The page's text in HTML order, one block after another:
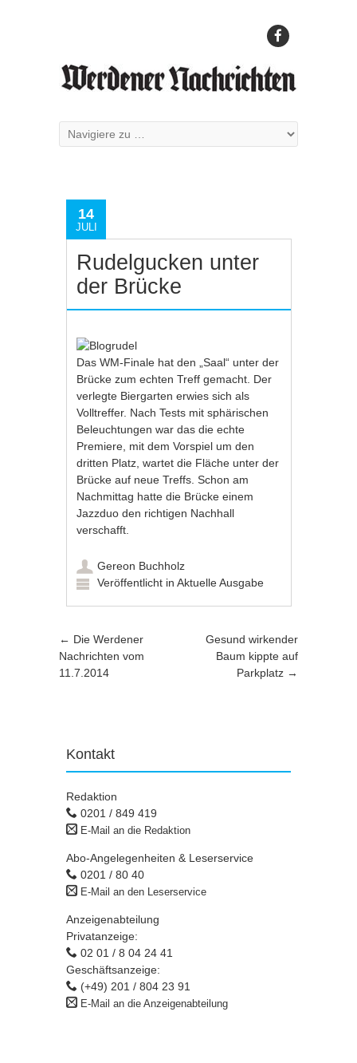
14
JULI
Rudelgucken unter
der Brücke
Das WM-Finale hat den „Saal“ unter der
Brücke zum echten Treff gemacht. Der
verlegte Biergarten erwies sich als
Volltreffer. Nach Tests mit sphärischen
Beleuchtungen war das die echte
Premiere, mit dem Vorspiel um den
dritten Platz, wartet die Fläche unter der
Brücke auf neue Treffs. Schon am
Nachmittag hatte die Brücke einem
Jazzduo den richtigen Nachhall
verschafft.
Gereon Buchholz
Veröffentlicht inAktuelle Ausgabe
Artikel-Navigation
← Die Werdener
Nachrichten vom
11.7.2014
Gesund wirkender
Baum kippte auf
Parkplatz →
Kontakt
Redaktion
0201 / 849 419
E-Mail an die Redaktion
Abo-Angelegenheiten & Leserservice
0201 / 80 40
E-Mail an den Leserservice
Anzeigenabteilung
Privatanzeige:
02 01 / 8 04 24 41
Geschäftsanzeige:
(+49) 201 / 804 23 91
E-Mail an die Anzeigenabteilung